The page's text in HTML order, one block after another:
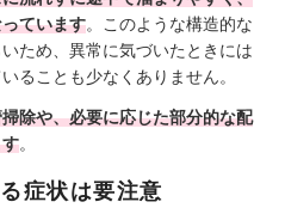
ています。このような構造的な
ため、異常に気づいたときには
ることも少なくありません。
除や、必要に応じた部分的な配
。
症状は要注意